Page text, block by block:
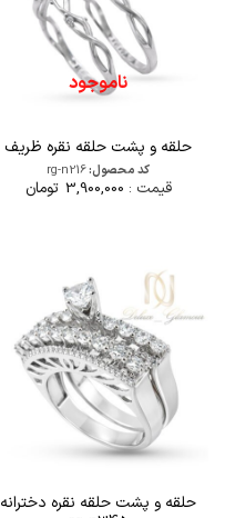
ناموجود
حلقه و پشت حلقه نقره ظریف
کد محصول:rg-n216
قیمت : 3,900,000 تومان
حلقه و پشت حلقه نقره دخترانه